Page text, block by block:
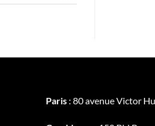
Paris : 80 avenue Victor